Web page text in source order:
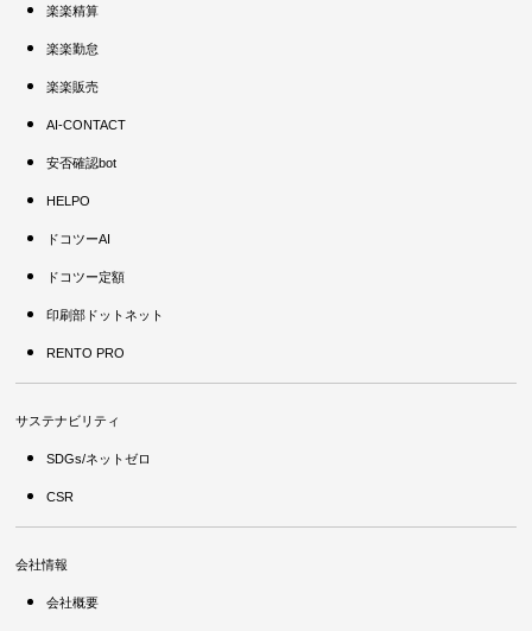
楽楽精算
楽楽勤怠
楽楽販売
AI-CONTACT
安否確認bot
HELPO
ドコツーAI
ドコツー定額
印刷部ドットネット
RENTO PRO
サステナビリティ
SDGs/ネットゼロ
CSR
会社情報
会社概要